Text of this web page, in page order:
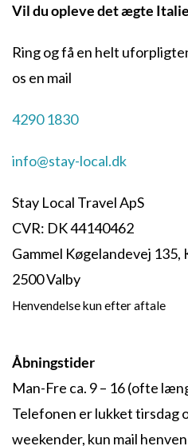
Vil du opleve det ægte
Ring og få en helt
os en mail
4290 1830
info@stay-local.dk
Stay Local Travel ApS
CVR: DK 44140462
Gammel Køgelandevej
2500 Valby
Henvendelse kun efter aftale
Åbningstider
Man-Fre ca. 9 – 16 (ofte
Telefonen er lukket tirsdag
weekender, kun mail